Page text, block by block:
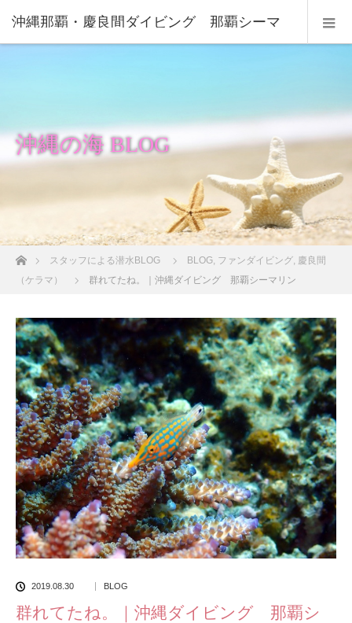
沖縄那覇・慶良間ダイビング 那覇シーマ
沖縄の海 BLOG
ホームスタッフによる潜水BLOG BLOG, ファンダイビング, 慶良間
（ケラマ）
群れてたね。｜沖縄ダイビング 那覇シーマリン
2019.08.30 BLOG
群れてたね。｜沖縄ダイビング 那覇シ